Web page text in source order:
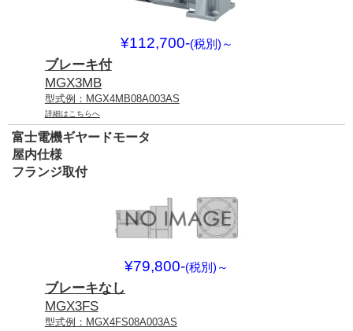
¥112,700-(税別) ～
ブレーキ付
MGX3MB
型式例：MGX4MB08A003AS
詳細はこちらへ
富士電機ギヤードモータ
屋内仕様
フランジ取付
¥79,800-(税別) ～
ブレーキなし
MGX3FS
型式例：MGX4FS08A003AS